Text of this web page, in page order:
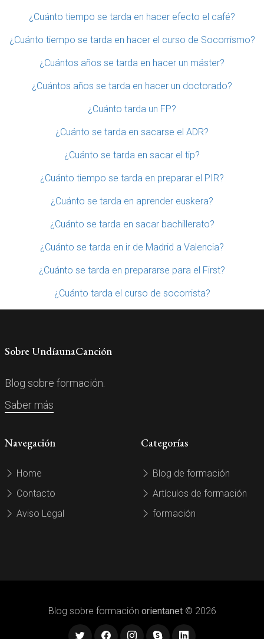
¿Cuánto tiempo se tarda en hacer efecto el café?
¿Cuánto tiempo se tarda en hacer el curso de Socorrismo?
¿Cuántos años se tarda en hacer un máster?
¿Cuántos años se tarda en hacer un doctorado?
¿Cuánto tarda un FP?
¿Cuánto se tarda en sacarse el ADR?
¿Cuánto se tarda en sacar el tip?
¿Cuánto tiempo se tarda en preparar el PIR?
¿Cuánto se tarda en aprender euskera?
¿Cuánto se tarda en sacar bachillerato?
¿Cuánto se tarda en ir de Madrid a Valencia?
¿Cuánto se tarda en prepararse para el First?
¿Cuánto tarda el curso de socorrista?
Sobre UndíaunaCanción
Blog sobre formación.
Saber más
Navegación
Home
Contacto
Aviso Legal
Categorías
Blog de formación
Artículos de formación
formación
Blog sobre formación orientanet© 2026